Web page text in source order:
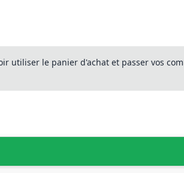
utiliser le panier d'achat et passer vos